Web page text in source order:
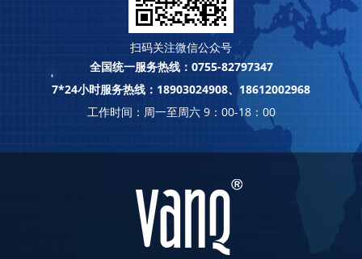
扫码关注微信公众号
全国统一服务热线：0755-82797347
7*24小时服务热线：18903024908、18612002968
工作时间：周一至周六 9：00-18：00